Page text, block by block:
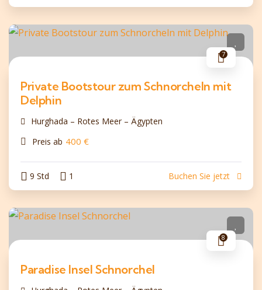
7
Private Bootstour zum Schnorcheln mit
Delphin
Hurghada – Rotes Meer – Ägypten
Preis ab 400 €
9 Std 1 Buchen Sie jetzt
8
Paradise Insel Schnorchel